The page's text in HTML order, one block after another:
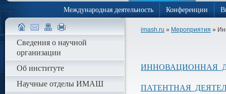
Международная деятельность Конференции
imash.ru » Мероприятия »
ИННОВАЦИОННАЯ
ПАТЕНТНАЯ
Сведения о научной
организации
Об институте
Научные отделы ИМАШ